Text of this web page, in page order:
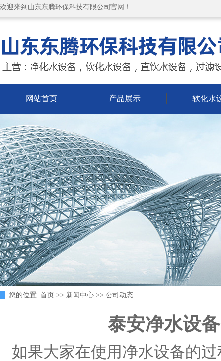
欢迎来到山东东腾环保科技有限公司官网！
网站首页 产品展示 软化水
您的位置: 首页 >> 新闻中心 >> 公司动态
泰安净水设
如果大家在使用净水设备的